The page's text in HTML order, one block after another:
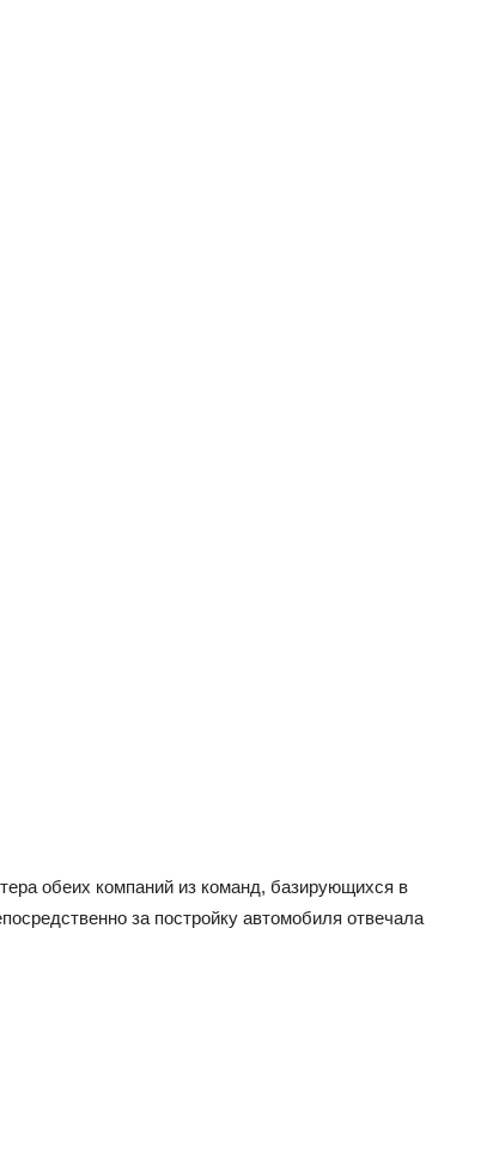
обеих компаний из команд, базирующихся в
за постройку автомобиля отвечала